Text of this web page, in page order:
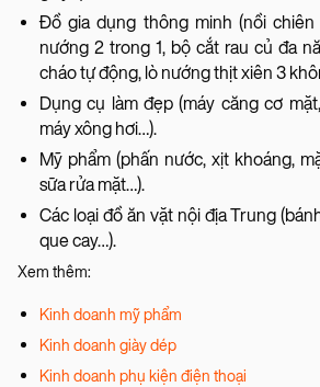
Đồ gia dụng thông minh (nồi chiên
nướng 2 trong 1, bộ cắt rau củ đa
cháo tự động, lò nướng thịt xiên 3
Dụng cụ làm đẹp (máy căng cơ
máy xông hơi…).
Mỹ phẩm (phấn nước, xịt khoáng,
sữa rửa mặt…).
Các loại đồ ăn vặt nội địa Trung
que cay…).
Xem thêm:
Kinh doanh mỹ phẩm
Kinh doanh giày dép
Kinh doanh phụ kiện điện thoại